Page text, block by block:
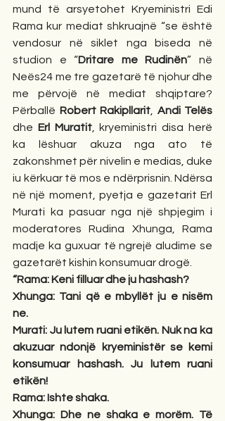
mund të arsyetohet Kryeministri Edi
Rama kur mediat shkruajnë “se është
vendosur në siklet nga biseda në
studion e “Dritare me Rudinën” në
Neës24 me tre gazetarë të njohur dhe
me përvojë në mediat shqiptare?
Përballë Robert Rakipllarit
Andi Telës
dhe Erl Muratit, kryeministri disa herë
ka lëshuar akuza nga ato të
zakonshmet për nivelin e medias, duke
iu kërkuar të mos e ndërprisnin. Ndërsa
në një moment, pyetja e gazetarit Erl
Murati ka pasuar nga një shpjegim i
moderatores Rudina Xhunga, Rama
madje ka guxuar të ngrejë aludime se
gazetarët kishin konsumuar drogë.
“Rama: Keni filluar dhe ju hashash?
Xhunga: Tani që e mbyllët ju e nisëm
ne.
Murati: Ju lutem ruani etikën. Nuk na ka
akuzuar ndonjë kryeministër se kemi
konsumuar hashash. Ju lutem ruani
etikën!
Rama: Ishte shaka.
Xhunga: Dhe ne shaka e morëm. Të